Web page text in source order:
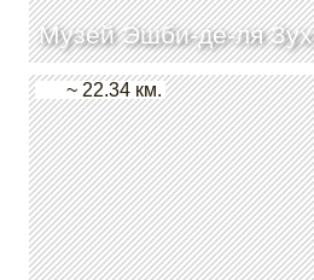
Музей Эшби-де-ля Зух
~ 22.34 км.